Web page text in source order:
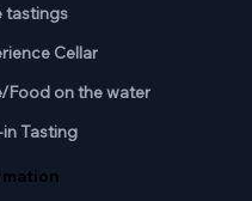
tastings
Cellar
Food on the water
Tasting